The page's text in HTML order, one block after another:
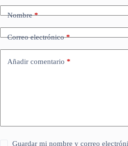
Nombre*
Correo electrónico*
Añadir comentario *
Guardar mi nombre y correo